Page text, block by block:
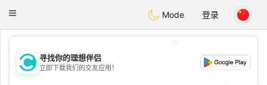
Citas
Toggle
Mode 登录
💖
寻找你的理想伴侣
立即下载我们的交友应用！